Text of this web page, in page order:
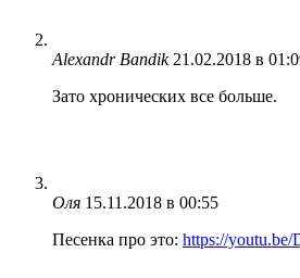
Alexandr Bandik 21.02.2018 в
Зато хронических все больше.
Оля 15.11.2018 в 00:55
Песенка про это: https://